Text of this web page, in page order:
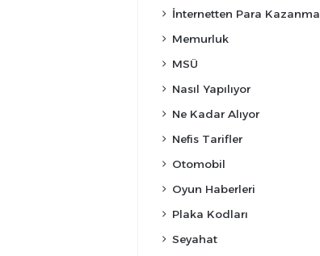
İnternetten Para Kazanma
Memurluk
MSÜ
Nasıl Yapılıyor
Ne Kadar Alıyor
Nefis Tarifler
Otomobil
Oyun Haberleri
Plaka Kodları
Seyahat